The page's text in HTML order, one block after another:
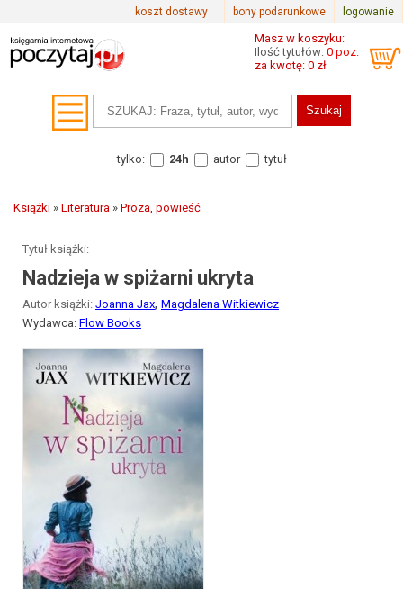
logowanie
bony podarunkowe
koszt dostawy
Masz w koszyku:
Ilość tytułów: 0 poz.
za kwotę: 0 zł
tylko: 24h autor tytuł
Książki » Literatura » Proza, powieść
Tytuł książki:
Nadzieja w spiżarni ukryta
Autor książki: Joanna Jax, Magdalena Witkiewicz
Wydawca: Flow Books